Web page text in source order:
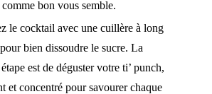
bon vous semble.
le cocktail avec une cuillère à long
bien dissoudre le sucre. La
est de déguster votre ti’ punch,
et concentré pour savourer chaque